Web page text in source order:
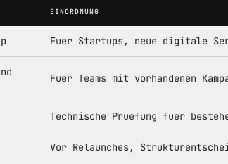
EINORDNUNG
Fuer Startups, neue digitale
Fuer Teams mit vorhandenen
Technische Pruefung fuer
Vor Relaunches,